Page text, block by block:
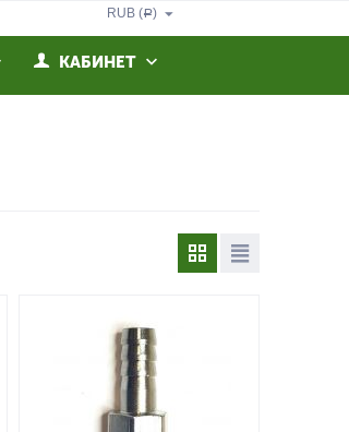
RUB (Р)
КАБИНЕТ